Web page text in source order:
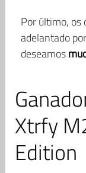
Por último, os
adelantado
deseamos
Xtrfy
Edition